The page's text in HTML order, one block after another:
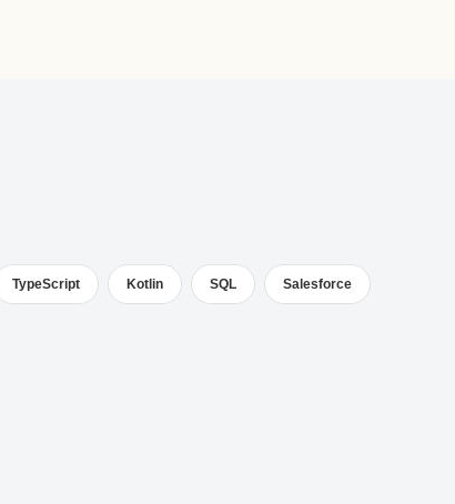
TypeScript Kotlin SQL Salesforce